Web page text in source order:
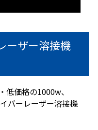
ーザー溶接機
低価格の1000w、
バーレーザー溶接機